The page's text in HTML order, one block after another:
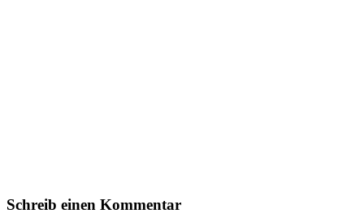
Schreib einen Kommentar